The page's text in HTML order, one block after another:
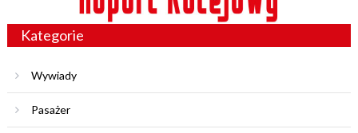
Kategorie
Wywiady
Pasażer